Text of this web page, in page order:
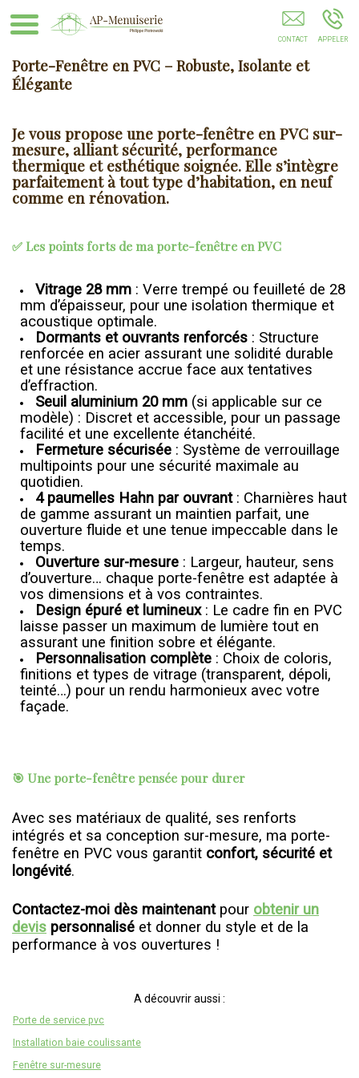
Réparation Baie Vitrée Coulissante À Débordement
Porte-Fenêtre en PVC – Robuste, Isolante et
Élégante
Je vous propose une porte-fenêtre en PVC sur-
mesure, alliant sécurité, performance
thermique et esthétique soignée. Elle s’intègre
parfaitement à tout type d’habitation, en neuf
comme en rénovation.
✅ Les points forts de ma porte-fenêtre en PVC
Vitrage 28 mm : Verre trempé ou feuilleté de 28
mm d’épaisseur, pour une isolation thermique et
acoustique optimale.
Dormants et ouvrants renforcés : Structure
renforcée en acier assurant une solidité durable
et une résistance accrue face aux tentatives
d’effraction.
Seuil aluminium 20 mm (si applicable sur ce
modèle) : Discret et accessible, pour un passage
facilité et une excellente étanchéité.
Fermeture sécurisée : Système de verrouillage
multipoints pour une sécurité maximale au
quotidien.
4 paumelles Hahn par ouvrant: Charnières haut
de gamme assurant un maintien parfait, une
ouverture fluide et une tenue impeccable dans le
temps.
Ouverture sur-mesure : Largeur, hauteur, sens
d’ouverture… chaque porte-fenêtre est adaptée à
vos dimensions et à vos contraintes.
Design épuré et lumineux: Le cadre fin en PVC
laisse passer un maximum de lumière tout en
assurant une finition sobre et élégante.
Personnalisation complète : Choix de coloris,
finitions et types de vitrage (transparent, dépoli,
teinté…) pour un rendu harmonieux avec votre
façade.
🎯 Une porte-fenêtre pensée pour durer
Avec ses matériaux de qualité, ses renforts
intégrés et sa conception sur-mesure, ma porte-
fenêtre en PVC vous garantit confort, sécurité et
longévité.
Contactez-moi dès maintenantpour obtenir un
devis personnalisé et donner du style et de la
performance à vos ouvertures !
A découvrir aussi :
Porte de service pvc
Installation baie coulissante
Fenêtre sur-mesure